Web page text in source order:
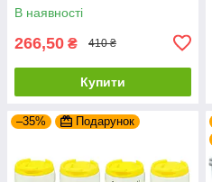
В наявності
266,50 ₴ 410 ₴
Купити
–35% Подарунок